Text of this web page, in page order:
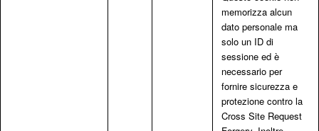
memorizza alcun
dato personale ma
solo un ID di
sessione ed è
necessario per
fornire sicurezza e
protezione contro la
Cross Site Request